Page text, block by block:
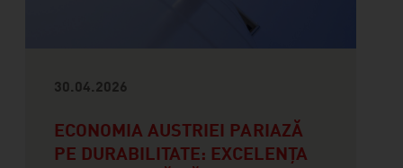
30.04.2026
ECONOMIA AUSTRIEI PARIAZĂ
PE DURABILITATE: EXCELENȚA